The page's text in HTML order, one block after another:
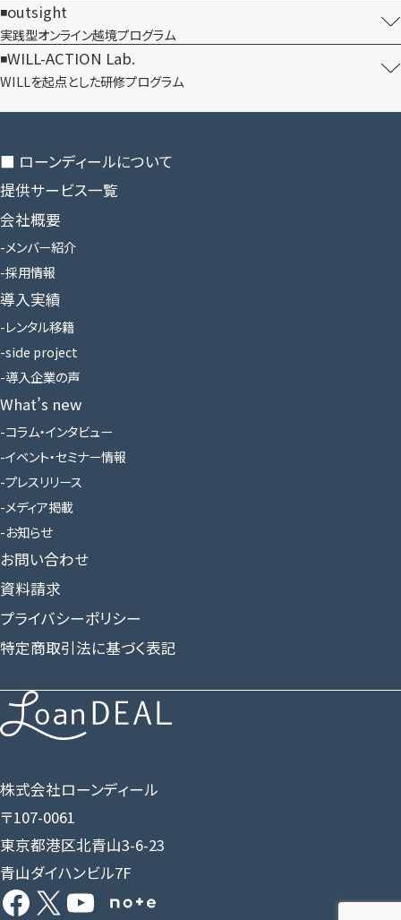
outsight
実践型オンライン​越境プログラム
WILL-ACTION Lab.
WILLを​起点とした​研修プログラム
株式会社ローンディール
〒107-0061
東京都港区北青山3-6-23
青山ダイハンビル7F
Facebook
X YouTube
Share Icon
■ ローンディールに​ついて
提供サービス一覧
会社概要
メンバー紹介
採用情報
導入実績
レンタル移籍
side project
導入企業の声
What’s new
コラム・インタビュー
イベント・セミナー情報
プレスリリース
メディア掲載
お知らせ
お問い合わせ
資料請求
プライバシーポリシー
特定商取引法に基づく表記